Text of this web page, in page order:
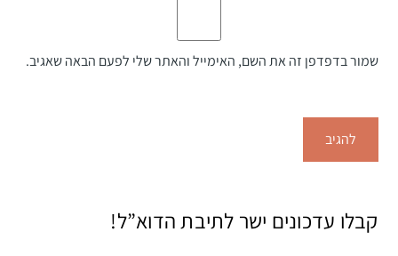
שמור בדפדפן זה את השם, האימייל והאתר שלי לפעם הבאה שאגיב.
קבלו עדכונים ישר לתיבת הדוא”ל!